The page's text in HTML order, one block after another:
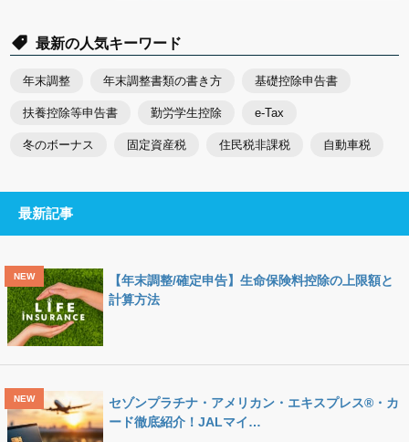
最新の人気キーワード
年末調整 年末調整書類の書き方 基礎控除申告書
扶養控除等申告書 勤労学生控除 e-Tax
冬のボーナス 固定資産税 住民税非課税 自動車税
最新記事
【年末調整/確定申告】生命保険料控除の上限額と
計算方法
セゾンプラチナ・アメリカン・エキスプレス®・カ
ード徹底紹介！JALマイ…